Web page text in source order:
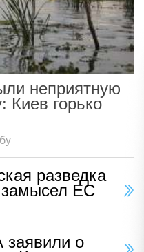
неприятную
Киев горько
разведка
замысел ЕС
о